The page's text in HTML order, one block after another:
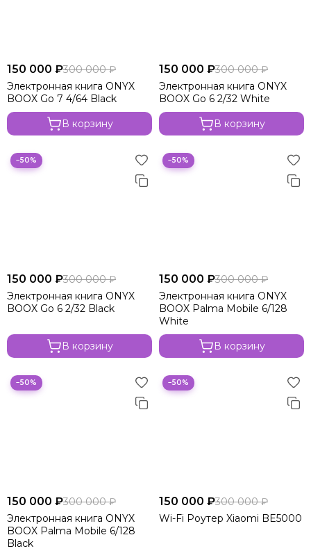
150 000 ₽300 000 ₽
Электронная книга ONYX
BOOX Go 7 4/64 Black
В корзину
150 000 ₽300 000 ₽
Электронная книга ONYX
BOOX Go 6 2/32 White
В корзину
−50%
150 000 ₽300 000 ₽
Электронная книга ONYX
BOOX Go 6 2/32 Black
В корзину
−50%
150 000 ₽300 000 ₽
Электронная книга ONYX
BOOX Palma Mobile 6/128
White
В корзину
−50%
150 000 ₽300 000 ₽
Электронная книга ONYX
BOOX Palma Mobile 6/128
Black
−50%
150 000 ₽300 000 ₽
Wi-Fi Роутер Xiaomi BE5000